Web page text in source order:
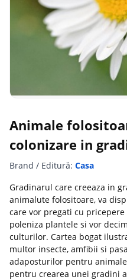
Animale
colonizare in
Brand / Editură: Casa
Gradinarul care creeaza in
animalute folositoare, va
care vor pregati cu
poleniza plantele si vor
culturilor. Cartea bogat
multor insecte, amfibii si
adaposturilor pentru
pentru crearea unei gradini